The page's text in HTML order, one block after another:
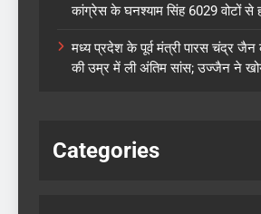
कांग्रेस के घनश्याम सिंह 6029 वोटों से
मध्य प्रदेश के पूर्व मंत्री पारस चंद्र जैन
की उम्र में ली अंतिम सांस; उज्जैन ने
Categories